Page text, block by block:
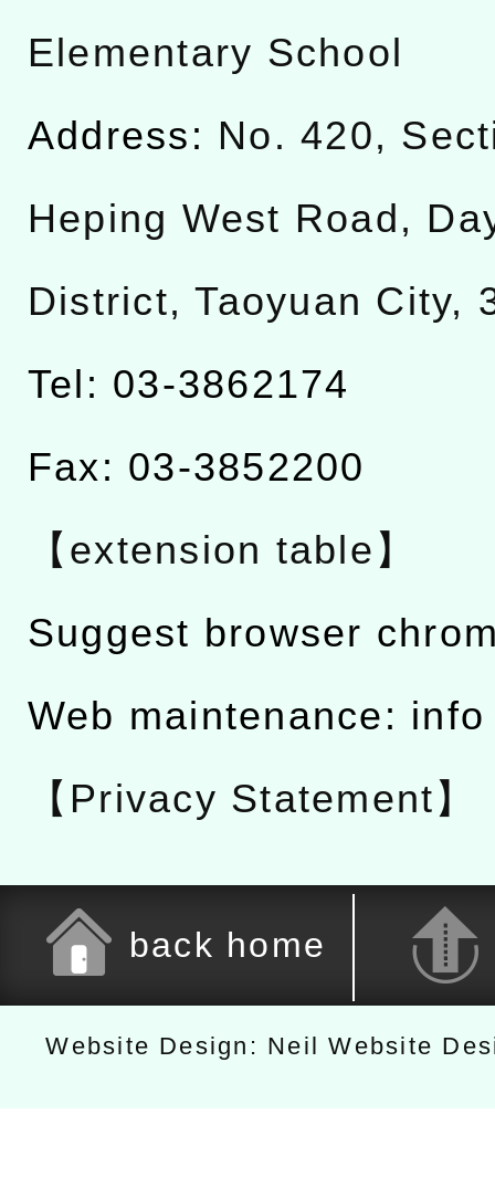
Elementary School
Address: No. 420,
Heping West Road,
District, Taoyuan City,
Tel: 03-3862174
Fax: 03-3852200
【extension table】
Suggest browser
Web maintenance:
【Privacy Statement】
back home
Website Design: Neil Website